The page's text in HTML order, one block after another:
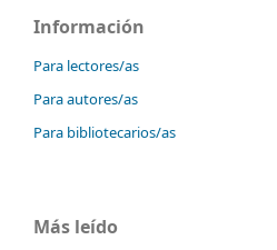
Información
Para lectores/as
Para autores/as
Para bibliotecarios/as
Más leído